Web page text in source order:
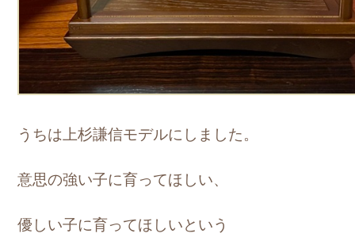
うちは上杉謙信モデルにしました。
意思の強い子に育ってほしい、
優しい子に育ってほしいという